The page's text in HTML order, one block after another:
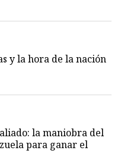
y la hora de la nación
la maniobra del
para ganar el